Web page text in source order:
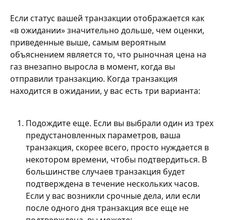
Если статус вашей транзакции отображается как
«в ожидании» значительно дольше, чем оценки,
приведенные выше, самым вероятным
объяснением является то, что рыночная цена на
газ внезапно выросла в момент, когда вы
отправили транзакцию. Когда транзакция
находится в ожидании, у вас есть три варианта:
Подождите еще. Если вы выбрали один из трех
предустановленных параметров, ваша
транзакция, скорее всего, просто нуждается в
некотором времени, чтобы подтвердиться. В
большинстве случаев транзакция будет
подтверждена в течение нескольких часов.
Если у вас возникли срочные дела, или если
после одного дня транзакция все еще не